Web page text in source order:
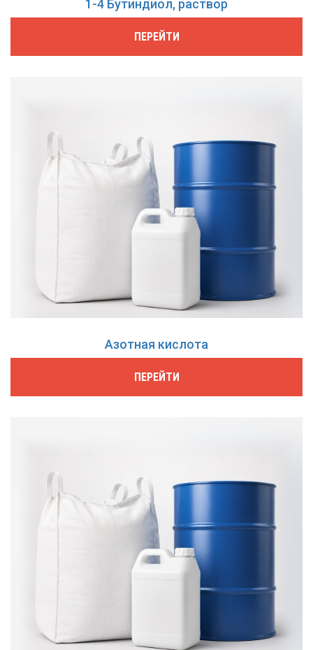
1-4 Бутиндиол, раствор
ПЕРЕЙТИ
Азотная кислота
ПЕРЕЙТИ